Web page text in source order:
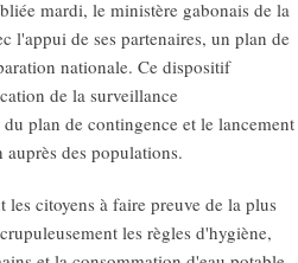
mardi, le ministère gabonais de la
l'appui de ses partenaires, un plan de
nationale. Ce dispositif
de la surveillance
plan de contingence et le lancement
des populations.
les citoyens à faire preuve de la plus
les règles d'hygiène,